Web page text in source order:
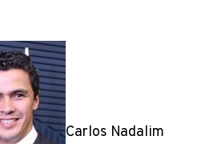
Carlos Nadalim